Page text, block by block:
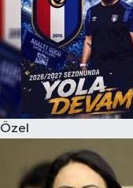
Özel
Eğitim
Ekonomi
Gündem
Magazin
Son Dakika
Haber Arşivi